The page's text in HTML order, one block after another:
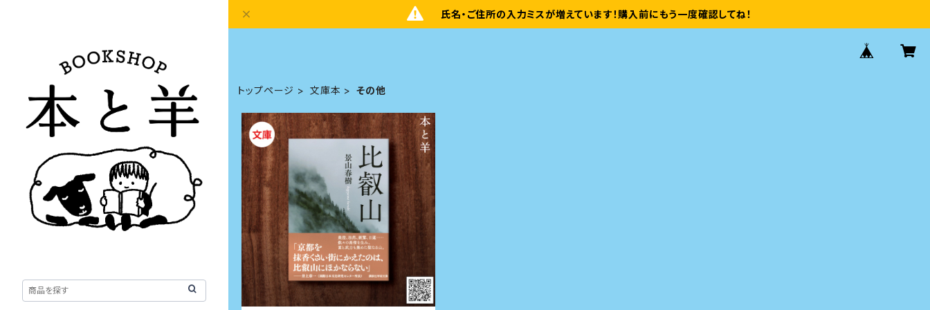
氏名・ご住所の入力ミスが増えています！購入前にもう一度確認してね！
トップページ 文庫本 その他